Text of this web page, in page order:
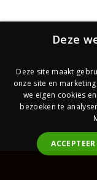
Deze
Deze site maakt
onze site en
we eigen cookies
bezoeken te